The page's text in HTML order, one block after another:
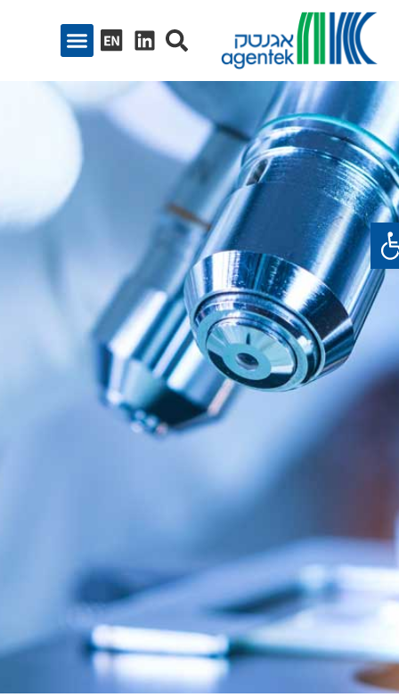
סרגל נגישות